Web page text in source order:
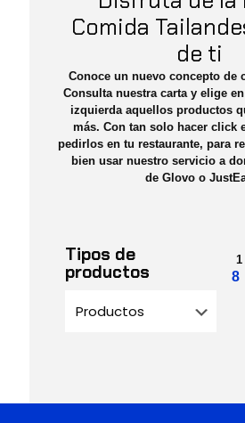
Comida
de ti
Conoce un nuevo concepto de
Consulta nuestracartay elige
izquierda aquellos productos
más. Con tan solo hacer click
pedirlos en tu restaurante, para
bien usar nuestro servicio a
de Glovo o
Tipos de
productos
1
8